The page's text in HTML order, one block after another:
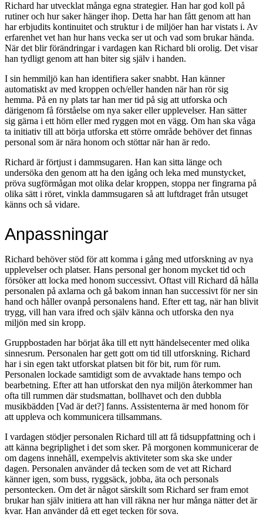
Richard har utvecklat många egna strategier. Han har god koll på
rutiner och hur saker hänger ihop. Detta har han fått genom att han
har erbjudits kontinuitet och struktur i de miljöer han har vistats i. Av
erfarenhet vet han hur hans vecka ser ut och vad som brukar hända.
När det blir förändringar i vardagen kan Richard bli orolig. Det visar
han tydligt genom att han biter sig själv i handen.
I sin hemmiljö kan han identifiera saker snabbt. Han känner
automatiskt av med kroppen och/eller handen när han rör sig
hemma. På en ny plats tar han mer tid på sig att utforska och
därigenom få förståelse om nya saker eller upplevelser. Han sätter
sig gärna i ett hörn eller med ryggen mot en vägg. Om han ska våga
ta initiativ till att börja utforska ett större område behöver det finnas
personal som är nära honom och stöttar när han är redo.
Richard är förtjust i dammsugaren. Han kan sitta länge och
undersöka den genom att ha den igång och leka med munstycket,
pröva sugförmågan mot olika delar kroppen, stoppa ner fingrarna på
olika sätt i röret, vinkla dammsugaren så att luftdraget från utsuget
känns och så vidare.
Anpassningar
Richard behöver stöd för att komma i gång med utforskning av nya
upplevelser och platser. Hans personal ger honom mycket tid och
försöker att locka med honom successivt. Oftast vill Richard då hålla
personalen på axlarna och gå bakom innan han successivt för ner sin
hand och håller ovanpå personalens hand. Efter ett tag, när han blivit
trygg, vill han vara ifred och själv känna och utforska den nya
miljön med sin kropp.
Gruppbostaden har börjat åka till ett nytt händelsecenter med olika
sinnesrum. Personalen har gett gott om tid till utforskning. Richard
har i sin egen takt utforskat platsen bit för bit, rum för rum.
Personalen lockade samtidigt som de avvaktade hans tempo och
bearbetning. Efter att han utforskat den nya miljön återkommer han
ofta till rummen där studsmattan, bollhavet och den dubbla
musikbädden [Vad är det?] fanns. Assistenterna är med honom för
att uppleva och kommunicera tillsammans.
I vardagen stödjer personalen Richard till att få tidsuppfattning och i
att känna begriplighet i det som sker. På morgonen kommunicerar de
om dagens innehåll, exempelvis aktiviteter som ska ske under
dagen. Personalen använder då tecken som de vet att Richard
känner igen, som buss, ryggsäck, jobba, äta och personals
persontecken. Om det är något särskilt som Richard ser fram emot
brukar han själv initiera att han vill räkna ner hur många nätter det är
kvar. Han använder då ett eget tecken för sova.